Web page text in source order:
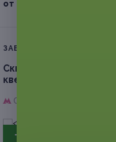
от 958 руб.
ЗАВЕРШЁННАЯ АКЦИЯ
Скидка до 60%.
квесте «Чума» от
Стахановская,
- 58%